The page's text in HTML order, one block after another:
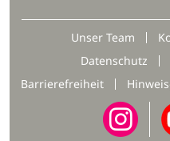
Unser Team
Datenschutz
Barrierefreiheit